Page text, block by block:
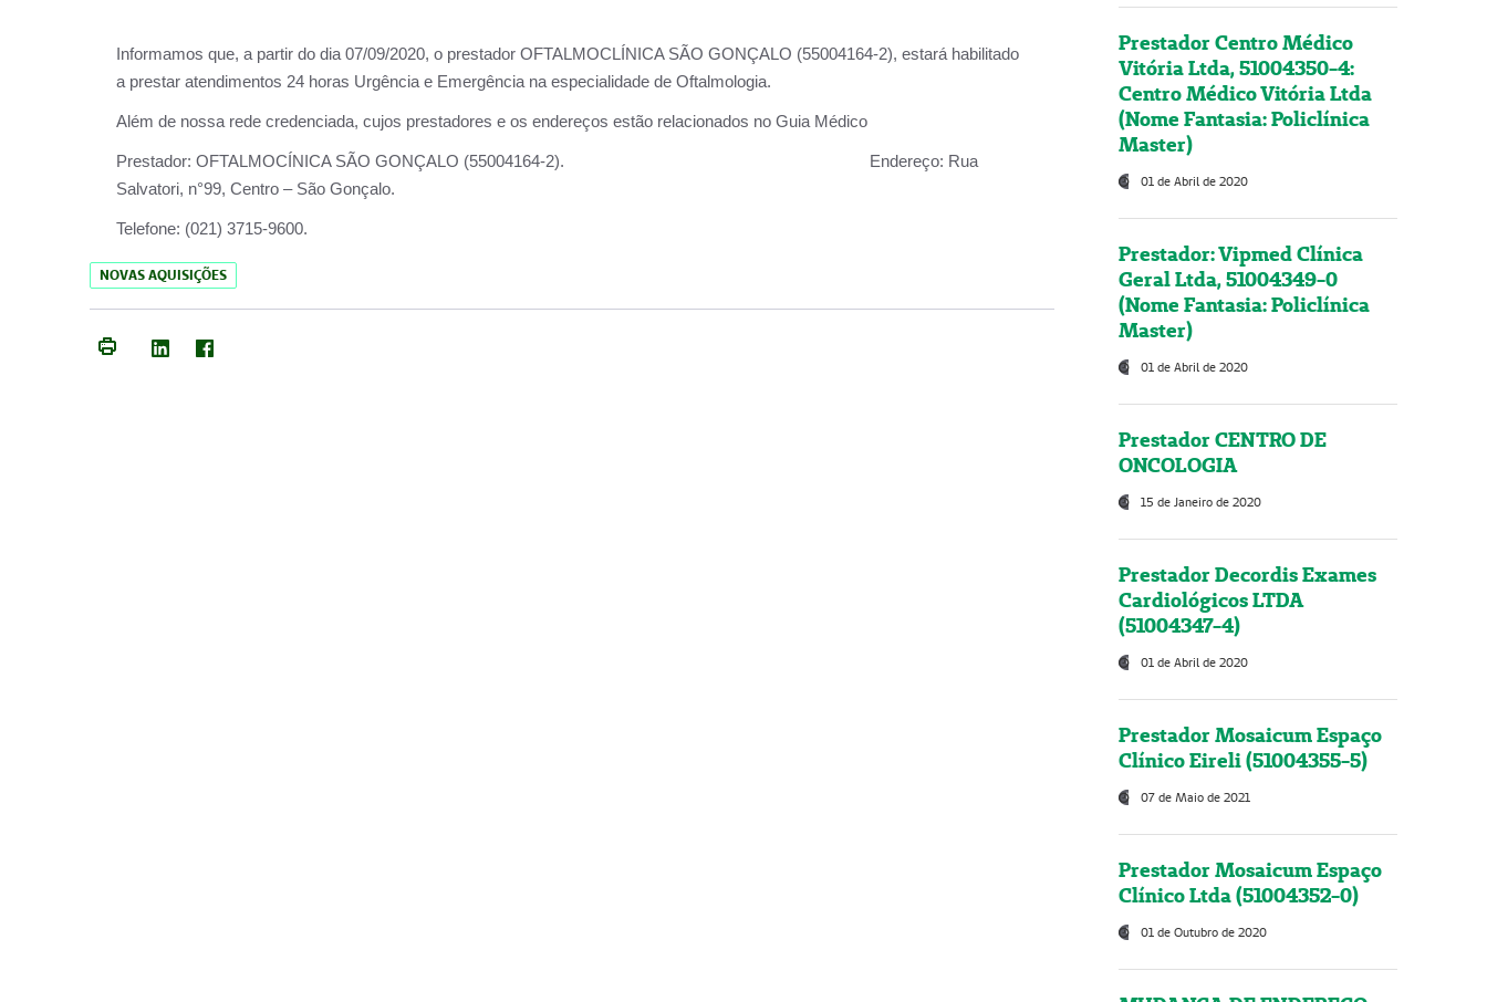
Informamos que, a partir do dia 07/09/2020, o prestador OFTALMOCLÍNICA SÃO GONÇALO (55004164-2), estará habilitado
a prestar atendimentos 24 horas Urgência e Emergência na especialidade de Oftalmologia.
Além de nossa rede credenciada, cujos prestadores e os endereços estão relacionados no Guia Médico
Prestador: OFTALMOCÍNICA SÃO GONÇALO (55004164-2). Endereço: Rua
Salvatori, n°99, Centro – São Gonçalo.
Telefone: (021) 3715-9600.
NOVAS AQUISIÇÕES
Prestador Centro Médico
Vitória Ltda, 51004350-4:
Centro Médico Vitória Ltda
(Nome Fantasia: Policlínica
Master)
01 de Abril de 2020
Prestador: Vipmed Clínica
Geral Ltda, 51004349-0
(Nome Fantasia: Policlínica
Master)
01 de Abril de 2020
Prestador CENTRO DE
ONCOLOGIA
15 de Janeiro de 2020
Prestador Decordis Exames
Cardiológicos LTDA
(51004347-4)
01 de Abril de 2020
Prestador Mosaicum Espaço
Clínico Eireli (51004355-5)
07 de Maio de 2021
Prestador Mosaicum Espaço
Clínico Ltda (51004352-0)
01 de Outubro de 2020